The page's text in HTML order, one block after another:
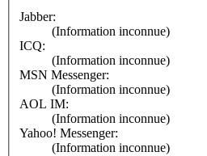
Jabber:
(Information inconnue)
ICQ:
(Information inconnue)
MSN Messenger:
(Information inconnue)
AOL IM:
(Information inconnue)
Yahoo! Messenger:
(Information inconnue)